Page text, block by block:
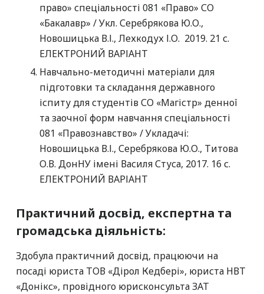
право» спеціальності 081 «Право» СО
«Бакалавр» / Укл. Серебрякова Ю.О.,
Новошицька В.І., Лехкодух І.О. 2019. 21 с.
ЕЛЕКТРОНИЙ ВАРІАНТ
Навчально-методичні матеріали для
підготовки та складання державного
іспиту для студентів СО «Магістр» денної
та заочної форм навчання спеціальності
081 «Правознавство» / Укладачі:
Новошицька В.І., Серебрякова Ю.О., Титова
О.В. ДонНУ імені Василя Стуса, 2017. 16 с.
ЕЛЕКТРОНИЙ ВАРІАНТ
Практичний досвід, експертна та
громадська діяльність:
Здобула практичний досвід, працюючи на
посаді юриста ТОВ «Дірол Кедбері», юриста НВТ
«Донікс», провідного юрисконсульта ЗАТ